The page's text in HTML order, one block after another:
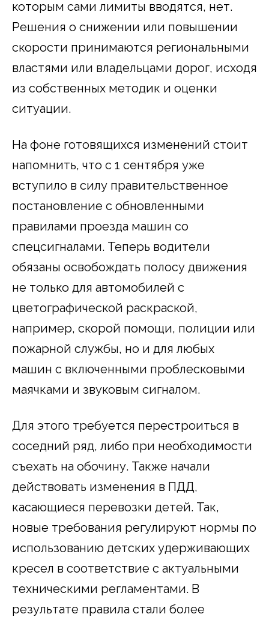
которым сами лимиты вводятся, нет.
Решения о снижении или повышении
скорости принимаются региональными
властями или владельцами дорог, исходя
из собственных методик и оценки
ситуации.
На фоне готовящихся изменений стоит
напомнить, что с 1 сентября уже
вступило в силу правительственное
постановление с обновленными
правилами проезда машин со
спецсигналами. Теперь водители
обязаны освобождать полосу движения
не только для автомобилей с
цветографической раскраской,
например, скорой помощи, полиции или
пожарной службы, но и для любых
машин с включенными проблесковыми
маячками и звуковым сигналом.
Для этого требуется перестроиться в
соседний ряд, либо при необходимости
съехать на обочину. Также начали
действовать изменения в ПДД,
касающиеся перевозки детей. Так,
новые требования регулируют нормы по
использованию детских удерживающих
кресел в соответствие с актуальными
техническими регламентами. В
результате правила стали более